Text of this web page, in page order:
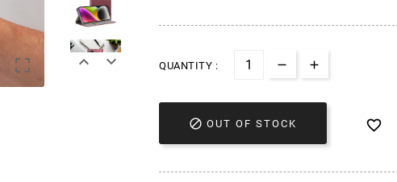
   QUANTITY :
 OUT OF STOCK 